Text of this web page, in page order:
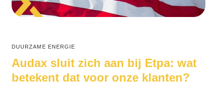
DUURZAME ENERGIE
Audax sluit zich aan bij Etpa: wat
betekent dat voor onze klanten?